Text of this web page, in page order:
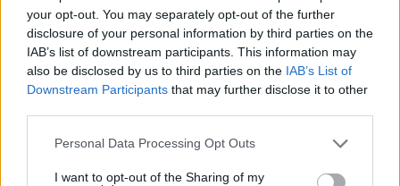
your opt-out. You may separately opt-out of the further
disclosure of your personal information by third parties on the
IAB’s list of downstream participants. This information may
also be disclosed by us to third parties on the IAB’s List of
Downstream Participants that may further disclose it to other
Personal Data Processing Opt Outs
I want to opt-out of the Sharing of my